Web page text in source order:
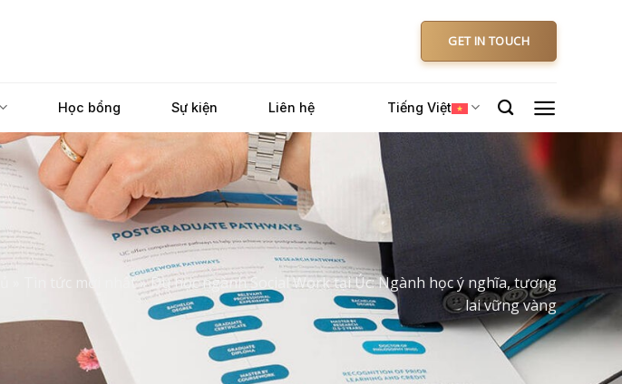
GET IN TOUCH
Học bổng Sự kiện Liên hệ Tiếng Việt
Tin tức mới nhất»Du học ngành Social Work tại Úc: Ngành học ý nghĩa, tương
lai vững vàng